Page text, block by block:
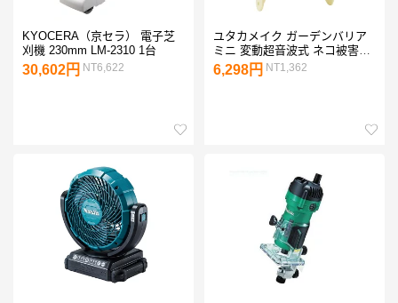
KYOCERA（京セラ） 電子芝
刈機 230mm LM-2310 1台
30,602円 NT6,622
ユタカメイク ガーデンバリア
ミニ 変動超音波式 ネコ被害軽
減器 GDX-M 1点
6,298円 NT1,362